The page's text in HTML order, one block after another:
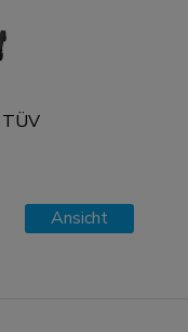
Ansicht